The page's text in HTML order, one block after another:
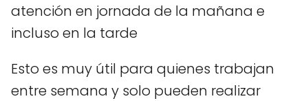
atención en jornada de la mañana e
incluso en la tarde
Esto es muy útil para quienes trabajan
entre semana y solo pueden realizar